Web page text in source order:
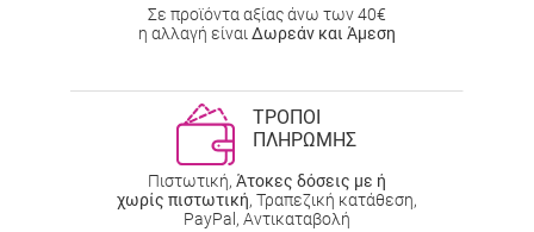
Σε προϊόντα αξίας άνω των 40€
η αλλαγή είναιΔωρεάν και Άμεση
ΤΡΟΠΟΙ
ΠΛΗΡΩΜΗΣ
Πιστωτική, Άτοκες δόσεις με ή
χωρίς πιστωτική, Τραπεζική κατάθεση,
PayPal, Αντικαταβολή